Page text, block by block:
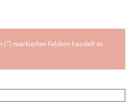
(*) markierten Feldern handelt es